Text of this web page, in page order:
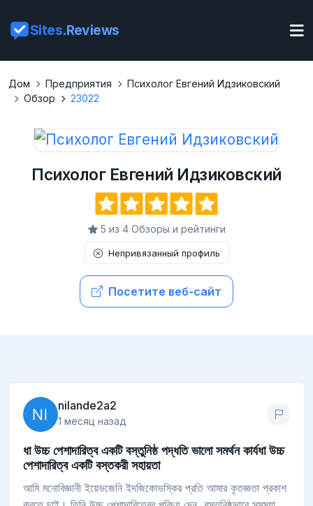
Sites.Reviews
Дом Предприятия
Психолог Евгений Идзиковский
Обзор
23022
Психолог Евгений Идзиковский
5 из 4 Обзоры и рейтинги
Непривязанный профиль
Посетите веб-сайт
nilande2a2
1 месяц назад
ধা উচ্চ পেশাদারিত্ব একটি বস্তুনিষ্ঠ পদ্ধতি ভালো সমর্থন কার্যধা উচ্চ
পেশাদারিত্ব একটি বস্তকরী সহায়তা
আমি মনোবিজ্ঞানী ইয়েভজেনি ইদজিকোভস্কির প্রতি আমার কৃতজ্ঞতা প্রকাশ